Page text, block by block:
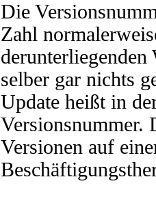
Die
Zahl
selber gar nichts
Update heißt in
Versionsnummer.
Versionen auf